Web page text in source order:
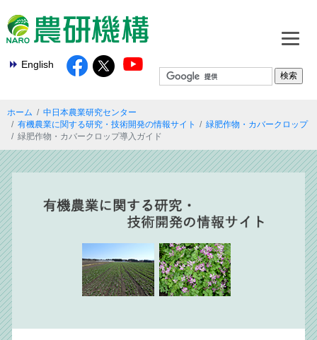
English
ホーム
中日本農業研究センター
有機農業に関する研究・技術開発の情報サイト
緑肥作物・カバークロップ
緑肥作物・カバークロップ導入ガイド